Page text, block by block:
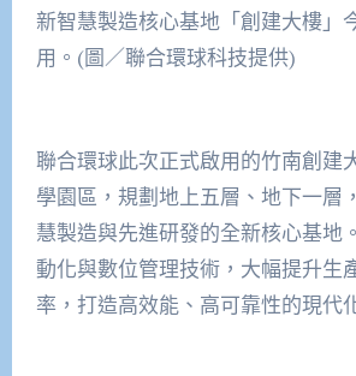
新智慧製造核心基地「創建大樓」
用。(圖／聯合環球科技提供)
聯合環球此次正式啟用的竹南創建
學園區，規劃地上五層、地下一層
慧製造與先進研發的全新核心基地
動化與數位管理技術，大幅提升生
率，打造高效能、高可靠性的現代